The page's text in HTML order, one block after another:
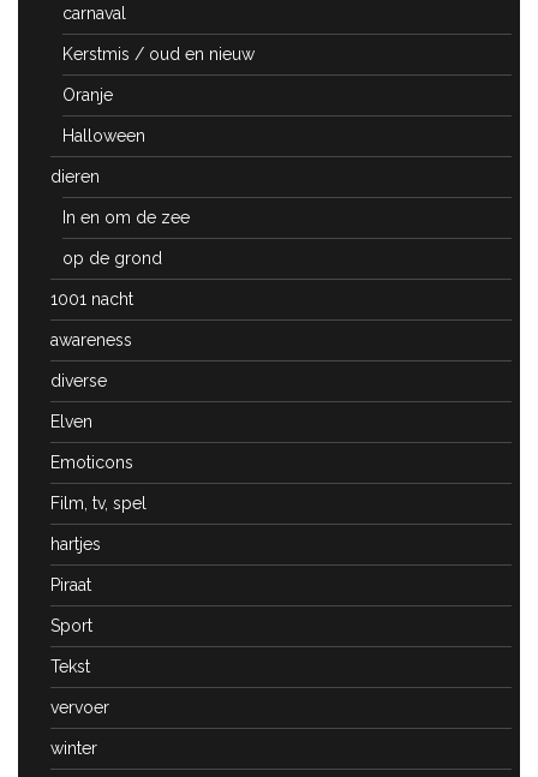
carnaval
Kerstmis / oud en nieuw
Oranje
Halloween
dieren
In en om de zee
op de grond
1001 nacht
awareness
diverse
Elven
Emoticons
Film, tv, spel
hartjes
Piraat
Sport
Tekst
vervoer
winter